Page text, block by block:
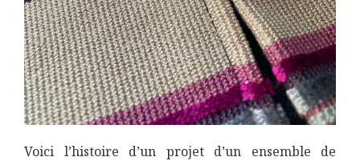
Voici l’histoire d’un projet d’un ensemble de